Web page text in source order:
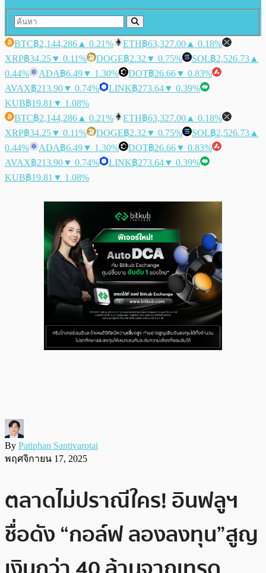
BTC฿2,144,286 ▲ 0.21% ETH฿63,327.00 ▲ 0.18%
XRP฿34.25▼ 0.11% DOGE฿2.32 ▼ 0.75% SOL฿2,526.73 ▲
0.44%
ADA฿6.49▼ 1.30% DOT฿26.66▼ 0.83%
AVAX฿213.90▼ 0.74% LINK฿273.64▼ 0.39%
KUB฿19.81 ▼ 1.08%
BTC฿2,144,286 ▲ 0.21% ETH฿63,327.00 ▲ 0.18%
XRP฿34.25▼ 0.11% DOGE฿2.32 ▼ 0.75% SOL฿2,526.73 ▲
0.44%
ADA฿6.49▼ 1.30% DOT฿26.66▼ 0.83%
AVAX฿213.90▼ 0.74% LINK฿273.64▼ 0.39%
KUB฿19.81 ▼ 1.08%
By Patiphan Santivarotai
พฤศจิกายน 17, 2025
ตลาดไม่ปราณีใคร! อินฟลูฯ
ชื่อดัง “กอล์ฟ ลองลงทุน”สูญ